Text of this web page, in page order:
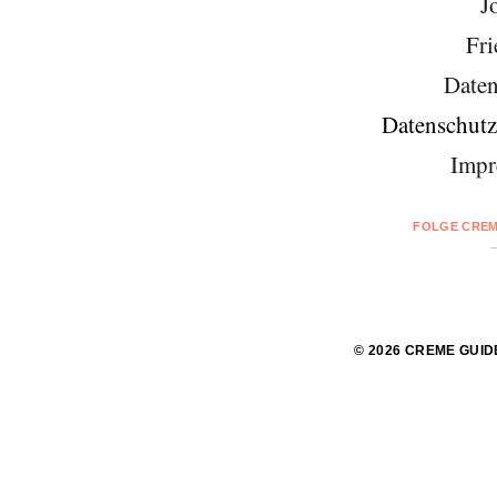
FOLGE
© 2026 CREME